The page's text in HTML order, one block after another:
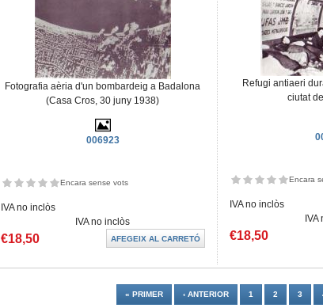
Fotografia aèria d'un bombardeig a Badalona
(Casa Cros, 30 juny 1938)
006923
Encara sense vots
IVA no inclòs
IVA no inclòs
€18,50
Refugi antiaeri
ciutat
Encara
IVA no inclòs
€18,50
« PRIMER ‹ ANTERIOR 1 2 3